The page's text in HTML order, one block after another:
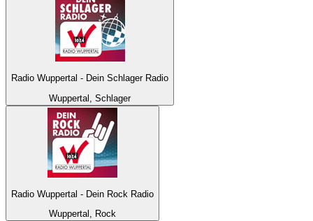
Radio Wuppertal - Dein Schlager Radio
Wuppertal, Schlager
Radio Wuppertal - Dein Rock Radio
Wuppertal, Rock